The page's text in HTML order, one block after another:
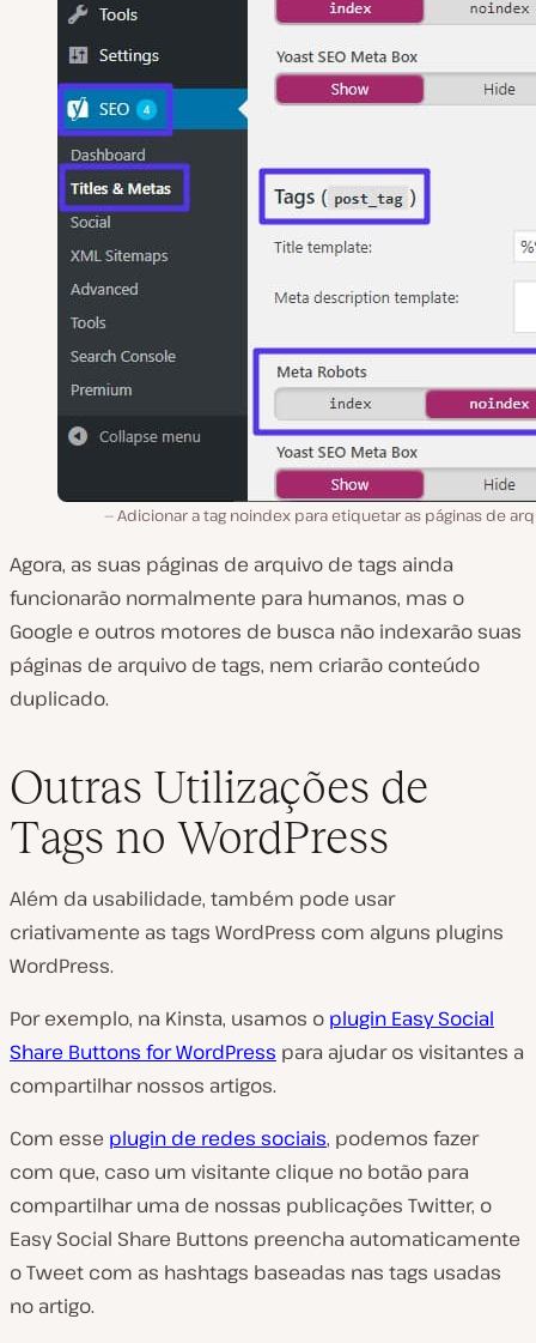
Adicionar a tag noindex para etiquetar as páginas de
Agora, as suas páginas de arquivo de tags ainda
funcionarão normalmente para humanos, mas o
Google e outros motores de busca não indexarão suas
páginas de arquivo de tags, nem criarão conteúdo
duplicado.
Outras Utilizações de
Tags no WordPress
Além da usabilidade, também pode usar
criativamente as tags WordPress com alguns plugins
WordPress.
Por exemplo, na Kinsta, usamos o plugin Easy Social
Share Buttons for WordPress para ajudar os visitantes a
compartilhar nossos artigos.
Com esse plugin de redes sociais, podemos fazer
com que, caso um visitante clique no botão para
compartilhar uma de nossas publicações Twitter, o
Easy Social Share Buttons preencha automaticamente
o Tweet com as hashtags baseadas nas tags usadas
no artigo.